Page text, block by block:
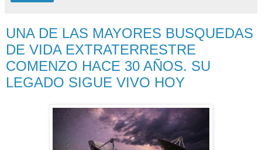
UNA DE LAS MAYORES BUSQUEDAS
DE VIDA EXTRATERRESTRE
COMENZO HACE 30 AÑOS. SU
LEGADO SIGUE VIVO HOY